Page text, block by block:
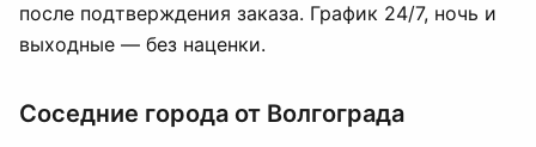
после подтверждения заказа. График 24/7, ночь и
выходные — без наценки.
Соседние города от Волгограда